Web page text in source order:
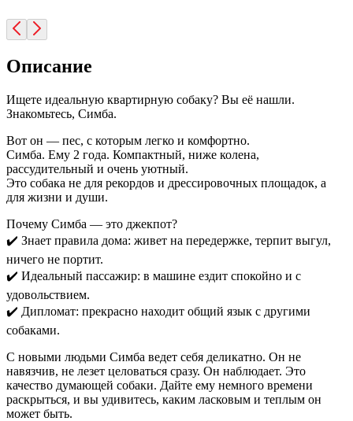
Описание
Ищете идеальную квартирную собаку? Вы её нашли.
Знакомьтесь, Симба.
Вот он — пес, с которым легко и комфортно.
Симба. Ему 2 года. Компактный, ниже колена,
рассудительный и очень уютный.
Это собака не для рекордов и дрессировочных площадок, а
для жизни и души.
Почему Симба — это джекпот?
✔️ Знает правила дома: живет на передержке, терпит выгул,
ничего не портит.
✔️ Идеальный пассажир: в машине ездит спокойно и с
удовольствием.
✔️ Дипломат: прекрасно находит общий язык с другими
собаками.
С новыми людьми Симба ведет себя деликатно. Он не
навязчив, не лезет целоваться сразу. Он наблюдает. Это
качество думающей собаки. Дайте ему немного времени
раскрыться, и вы удивитесь, каким ласковым и теплым он
может быть.